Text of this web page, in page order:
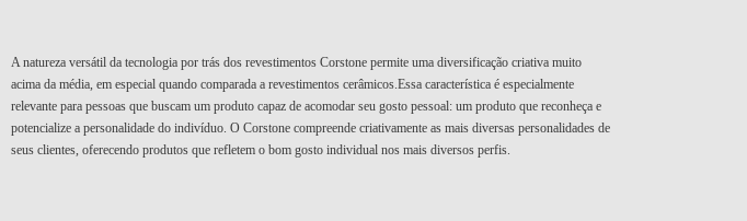
A natureza versátil da tecnologia por trás dos revestimentos Corstone permite uma diversificação criativa muito
acima da média, em especial quando comparada a revestimentos cerâmicos.Essa característica é especialmente
relevante para pessoas que buscam um produto capaz de acomodar seu gosto pessoal: um produto que reconheça e
potencialize a personalidade do indivíduo. O Corstone compreende criativamente as mais diversas personalidades de
seus clientes, oferecendo produtos que refletem o bom gosto individual nos mais diversos perfis.